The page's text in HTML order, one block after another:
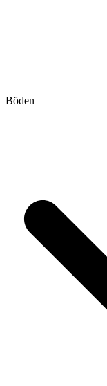
Böden